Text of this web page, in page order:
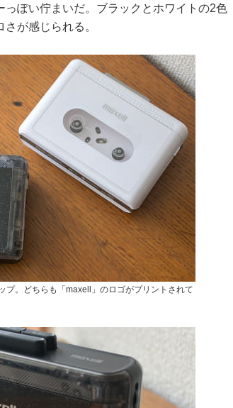
ぽい佇まいだ。ブラックとホワイトの2色
が感じられる。
プ。どちらも「maxell」のロゴがプリントされて